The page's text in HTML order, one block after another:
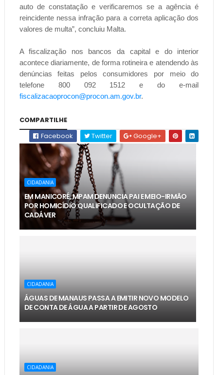
auto de constatação e verificaremos se a agência é
reincidente nessa infração para a correta aplicação dos
valores de multa”, concluiu Malta.
A fiscalização nos bancos da capital e do interior
acontece diariamente, de forma rotineira e atendendo às
denúncias feitas pelos consumidores por meio do
telefone 800 092 1512 e do e-mail
fiscalizacaoprocon@procon.am.gov.br.
COMPARTILHE
Facebook
Twitter Google+
CIDADANIA
EM MANICORÉ, MPAM DENUNCIA PAI E MEIO-IRMÃO
POR HOMICÍDIO QUALIFICADO E OCULTAÇÃO DE
CADÁVER
CIDADANIA
ÁGUAS DE MANAUS PASSA A EMITIR NOVO MODELO
DE CONTA DE ÁGUA A PARTIR DE AGOSTO
CIDADANIA